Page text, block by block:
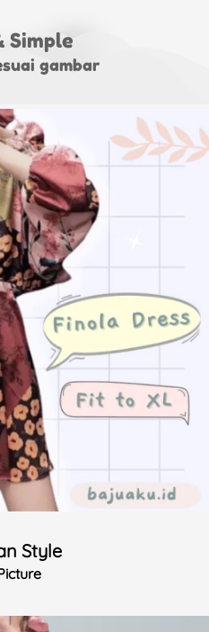
Simple
gambar
Style